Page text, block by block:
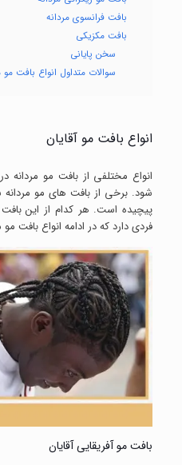
بافت فرانسوی مردانه
بافت مکزیکی
سخن پایانی
سوالات متداول انواع بافت مو
انواع بافت مو آقایان
انواع مختلفی از بافت مو
شود. برخی از بافت های مو مردانه
پیچیده است. هر کدام از این
فردی دارد که در ادامه انواع بافت
بافت مو آفریقایی آقایان